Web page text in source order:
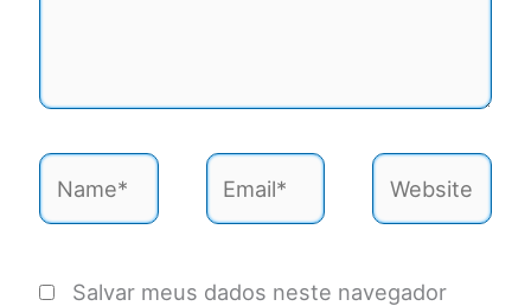
Name* Email* Website
Salvar meus dados neste navegador